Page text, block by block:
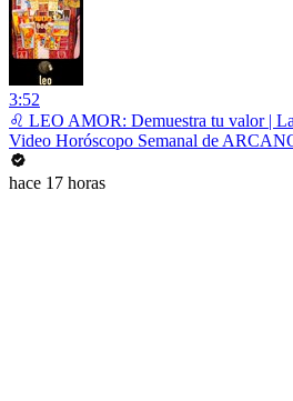
3:52
♌ LEO AMOR: Demuestra tu valor |
Video Horóscopo Semanal de
hace 17 horas